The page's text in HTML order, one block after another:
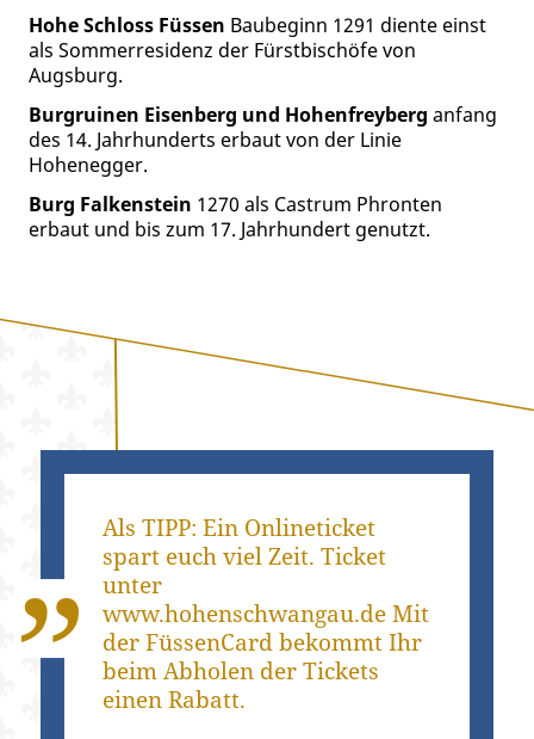
Hohe Schloss Füssen Baubeginn 1291 diente einst
als Sommerresidenz der Fürstbischöfe von
Augsburg.
Burgruinen Eisenberg und Hohenfreyberg anfang
des 14. Jahrhunderts erbaut von der Linie
Hohenegger.
Burg Falkenstein 1270 als Castrum Phronten
erbaut und bis zum 17. Jahrhundert genutzt.
Als TIPP: Ein Onlineticket
spart euch viel Zeit. Ticket
unter
www.hohenschwangau.de Mit
der FüssenCard bekommt Ihr
beim Abholen der Tickets
einen Rabatt.